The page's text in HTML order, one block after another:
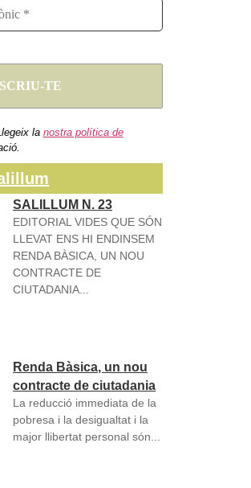
la nostra política de
SALILLUM N. 23
EDITORIAL VIDES QUE SÓN
LLEVAT ENS HI ENDINSEM
RENDA BÀSICA, UN NOU
CONTRACTE DE
CIUTADANIA...
Renda Bàsica, un nou
contracte de ciutadania
La reducció immediata de la
pobresa i la desigualtat i la
major llibertat personal són...